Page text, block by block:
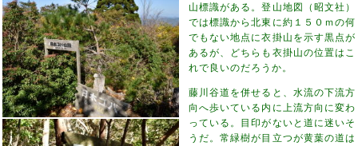
山標識がある。登山地図（昭文社）
では標識から北東に約１５０ｍの何
でもない地点に衣掛山を示す黒点が
あるが、どちらも衣掛山の位置はこ
れで良いのだろうか。
藤川谷道を併せると、水流の下流方
向へ歩いている内に上流方向に変わ
っている。目印がないと道に迷いそ
うだ。常緑樹が目立つが黄葉の道は